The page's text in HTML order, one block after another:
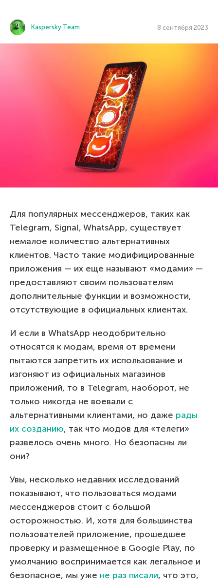
Kaspersky Team 8 сентября 2023
Для популярных мессенджеров, таких как
Telegram, Signal, WhatsApp, существует
немалое количество альтернативных
клиентов. Часто такие модифицированные
приложения — их еще называют «модами» —
предоставляют своим пользователям
дополнительные функции и возможности,
отсутствующие в официальных клиентах.
И если в WhatsApp неодобрительно
относятся к модам, время от времени
пытаются запретить их использование и
изгоняют из официальных магазинов
приложений, то в Telegram, наоборот, не
только никогда не воевали с
альтернативными клиентами, но даже рады
их созданию, так что модов для «телеги»
развелось очень много. Но безопасны ли
они?
Увы, несколько недавних исследований
показывают, что пользоваться модами
мессенджеров стоит с большой
осторожностью. И, хотя для большинства
пользователей приложение, прошедшее
проверку и размещенное в Google Play, по
умолчанию воспринимается как легальное и
безопасное, мы уже не раз писали, что это,